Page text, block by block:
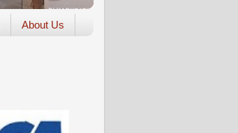
About Us